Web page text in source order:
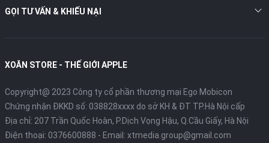
GỌI TƯ VẤN & KHIẾU NẠI
XOĂN STORE - THẾ GIỚI APPLE
Copyright@ 2023 Công ty cổ phần thương mại Ego Mobicon
Chứng nhận ĐKKD số: 038828xxxx do sở KH & ĐT TP.Hà Nội cấp
Địa chỉ: 207 Trần Quốc Hoàn, P.Dịch Vọng Hậu, Q.Cầu Giấy, Hà Nội
Điện thoại: 0376600888 - Email: xtmedia.group@gmail.com